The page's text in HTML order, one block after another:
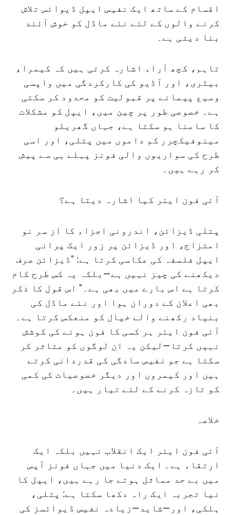
اقسام کے ساتھ ایک نفیس ایپل ڈیوائس تلاش
کرنے والوں کے لئے نئے ماڈل کو خوش آئند
بنا دیتی ہے۔
تاہم، کچھ آراء اشارہ کرتی ہیں کہ کیمرا،
بیٹری، اور آڈیو کی کارکردگی میں واپسی
وسیع پیمانے پر قبولیت کو محدود کر سکتی
ہے۔ خصوصی طور پر چین میں، ایپل کو مشکلات
کا سامنا ہو سکتا ہے، جہاں گھریلو
مینوفیکچرر کم داموں میں پتلی، اور اسی
طرح کی سواریوں والی فونز پہلے ہی سے پیش
کر رہے ہیں۔
آئی فون ایئر کیا اشارہ دیتا ہے؟
پتلی ڈیزائن، اندرونی اجزاء کا از سر نو
امتزاج، اور ڈیزائن پر زور ایک پرانی
ایپل فلسفہ کی عکاسی کرتا ہے: "ڈیزائن صرف
دیکھنے کی چیز نہیں ہے—بلکہ یہ کس طرح کام
کرتا ہے اس بارے میں بھی ہے۔" اس قول کا ذکر
بھی اعلان کے دوران ہوا اور نئے ماڈل کی
بنیاد رکھنے والے خیال کو منعکس کرتا ہے۔
آئی فون ایئر ہر کسی کا فون ہونے کی کوشش
نہیں کرتا—لیکن یہ ان لوگوں کو متاثر کر
سکتا ہے جو نفیس سادگی کی قدردانی کرتے
ہیں اور کیمروں اور دیگر خصوصیات کی کمی
کو تازہ کرنے کے لئے تیار ہیں۔
خلاصہ
آئی فون ایئر ایک انقلاب نہیں بلکہ ایک
ارتقاء ہے۔ ایک دنیا میں جہاں فونز آپس
میں بے حد مماثل ہوتے جا رہے ہیں، ایپل کا
نیا تجربہ ایک راہ دکھا سکتا ہے: پتلی،
ہلکی، اور—شاید—زیادہ نفیس ڈیوائسز کی